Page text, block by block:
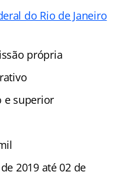
do Rio de Janeiro
própria
e superior
2019 até 02 de